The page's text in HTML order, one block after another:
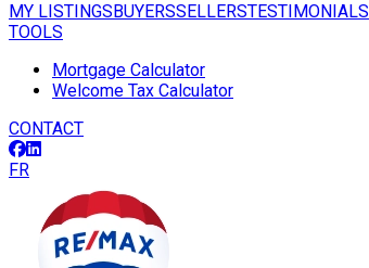
MY LISTINGSBUYERSSELLERSTESTIMONIALS
TOOLS
Mortgage Calculator
Welcome Tax Calculator
CONTACT
FR